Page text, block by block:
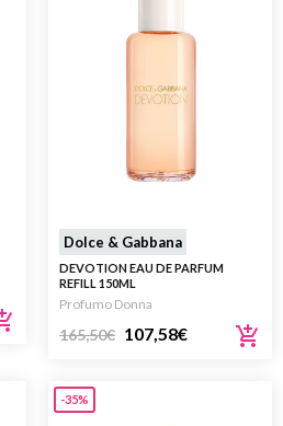
Dolce & Gabbana
DEVOTION EAU DE PARFUM
REFILL 150ML
Profumo Donna
165,50€ 107,58€
-35%